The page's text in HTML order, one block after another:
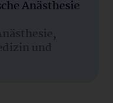
Anästhesie
und